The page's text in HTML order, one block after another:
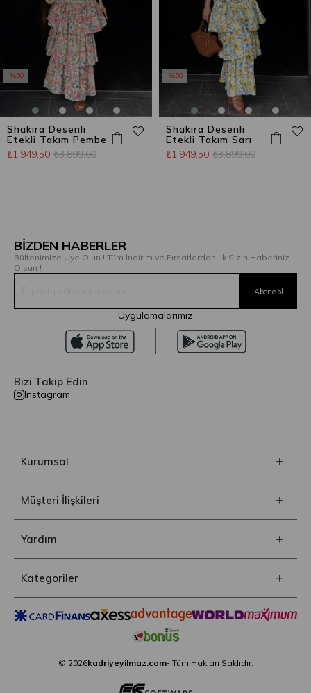
Shakira Desenli
Etekli Takım Pembe
₺1.949,50 ₺3.899,00
%50
Shakira Desenli
Etekli Takım Sarı
₺1.949,50 ₺3.899,00
%50
BİZDEN HABERLER
Bültenimize Üye Olun ! Tüm İndirim ve Fırsatlardan İlk Sizin Haberiniz
Olsun !
Uygulamalarımız
Bizi Takip Edin
Instagram
Kurumsal
Müşteri İlişkileri
Yardım
Kategoriler
© 2026kadriyeyilmaz.com- Tüm Hakları Saklıdır.